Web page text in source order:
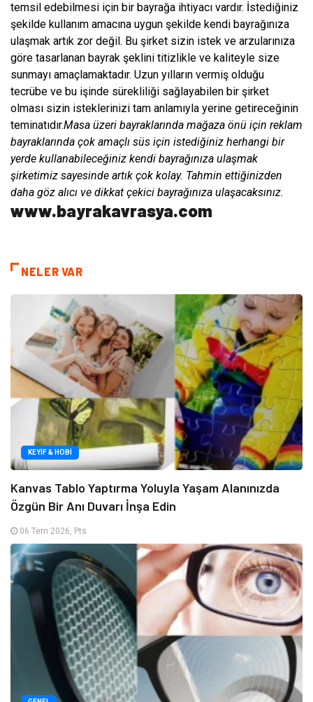
temsil edebilmesi için bir bayrağa ihtiyacı vardır. İstediğiniz
şekilde kullanım amacına uygun şekilde kendi bayrağınıza
ulaşmak artık zor değil. Bu şirket sizin istek ve arzularınıza
göre tasarlanan bayrak şeklini titizlikle ve kaliteyle size
sunmayı amaçlamaktadır. Uzun yılların vermiş olduğu
tecrübe ve bu işinde sürekliliği sağlayabilen bir şirket
olması sizin isteklerinizi tam anlamıyla yerine getireceğinin
teminatıdır.Masa üzeri bayraklarında mağaza önü için reklam
bayraklarında çok amaçlı süs için istediğiniz herhangi bir
yerde kullanabileceğiniz kendi bayrağınıza ulaşmak
şirketimiz sayesinde artık çok kolay. Tahmin ettiğinizden
daha göz alıcı ve dikkat çekici bayrağınıza ulaşacaksınız.
www.bayrakavrasya.com
NELER VAR
KEYIF & HOBI
Kanvas Tablo Yaptırma Yoluyla Yaşam Alanınızda
Özgün Bir Anı Duvarı İnşa Edin
06 Tem 2026, Pts